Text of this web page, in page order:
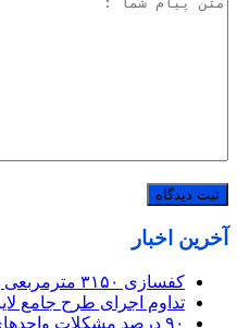
آخرین اخبار
کفسازی ۳۱۵۰ مترمربعی پیاده‌راه‌های پارک تلاش آغاز شد
تداوم اجرای طرح جامع
٩٠ درصد مشکلات